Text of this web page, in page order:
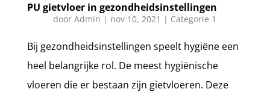
PU gietvloer in gezondheidsinstellingen
doorAdmin | nov 10, 2021 | Categorie 1
Bij gezondheidsinstellingen speelt hygiëne een
heel belangrijke rol. De meest hygiënische
vloeren die er bestaan zijn gietvloeren. Deze